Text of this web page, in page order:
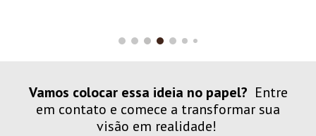
Vamos colocar essa ideia no papel? Entre
em contato e comece a transformar sua
visão em realidade!